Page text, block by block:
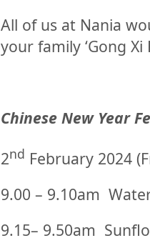
All of us at Nania
your family ‘Gong Xi
Chinese New Year
2nd February 2024
9.00 – 9.10am
9.15– 9.50am